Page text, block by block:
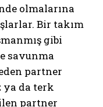
olmalarına
Bir takım
gibi
savunma
partner
ya da terk
partner